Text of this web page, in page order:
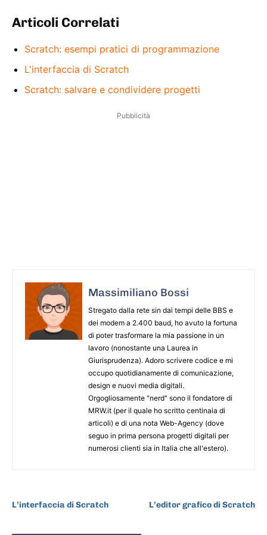
Articoli Correlati
Scratch: esempi pratici di programmazione
L'interfaccia di Scratch
Scratch: salvare e condividere progetti
Pubblicità
Massimiliano Bossi
Stregato dalla rete sin dai tempi delle BBS e
dei modem a 2.400 baud, ho avuto la fortuna
di poter trasformare la mia passione in un
lavoro (nonostante una Laurea in
Giurisprudenza). Adoro scrivere codice e mi
occupo quotidianamente di comunicazione,
design e nuovi media digitali.
Orgogliosamente "nerd" sono il fondatore di
MRW.it (per il quale ho scritto centinaia di
articoli) e di una nota Web-Agency (dove
seguo in prima persona progetti digitali per
numerosi clienti sia in Italia che all'estero).
L’interfaccia di Scratch
L’editor grafico di Scratch